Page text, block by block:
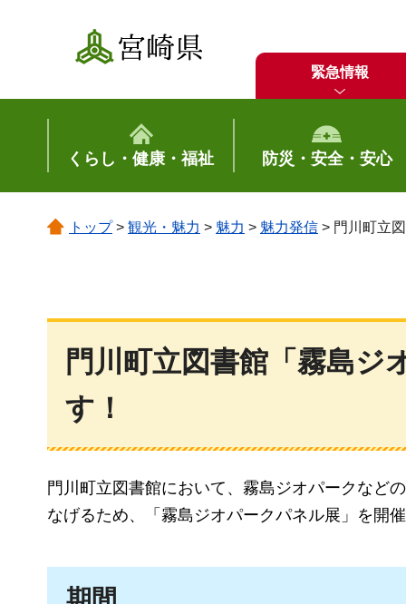
宮崎県
緊急情報
くらし・健康・福祉 防災・安全・安心
トップ> 観光・魅力 > 魅力 > 魅力発信 > 門川町立
門川町立図書館「霧島ジ
す！
門川町立図書館において、霧島ジオパークなど
なげるため、「霧島ジオパークパネル展」を開